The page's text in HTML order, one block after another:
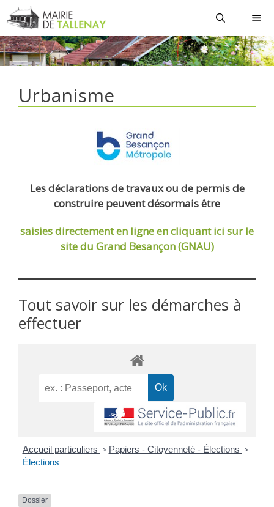
Aller
au
contenu
Urbanisme
Les déclarations de travaux ou de permis de
construire peuvent désormais être
saisies directement en ligneen cliquant ici sur le
site du Grand Besançon (GNAU)
Tout savoir sur les démarches à
effectuer
Accueil particuliers > Papiers - Citoyenneté - Élections >
Élections
Dossier